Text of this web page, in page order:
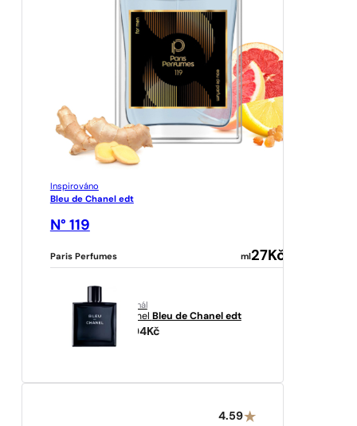
Inspirováno
Bleu de Chanel edt
N° 119
Paris Perfumes ml27Kč
originál
Chanel Bleu de Chanel edt
3204Kč
4.59